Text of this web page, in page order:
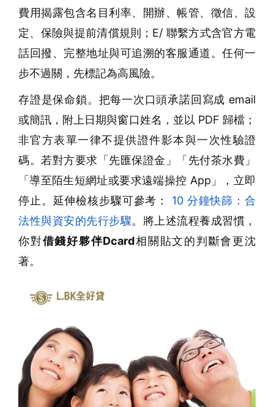
費用揭露包含名目利率、開辦、帳管、徵信、設
定、保險與提前清償規則；E/ 聯繫方式含官方電
話回撥、完整地址與可追溯的客服通道。任何一
步不過關，先標記為高風險。
存證是保命鎖。把每一次口頭承諾回寫成 email
或簡訊，附上日期與窗口姓名，並以 PDF 歸檔；
非官方表單一律不提供證件影本與一次性驗證
碼。若對方要求「先匯保證金」「先付茶水費」
「導至陌生短網址或要求遠端操控 App」，立即
停止。延伸檢核步驟可參考：
10 分鐘快篩：合
法性與資安的先行步驟。將上述流程養成習慣，
你對借錢好夥伴Dcard相關貼文的判斷會更沈
著。